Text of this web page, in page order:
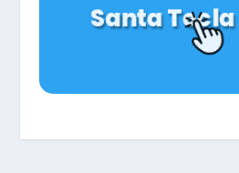
Santa